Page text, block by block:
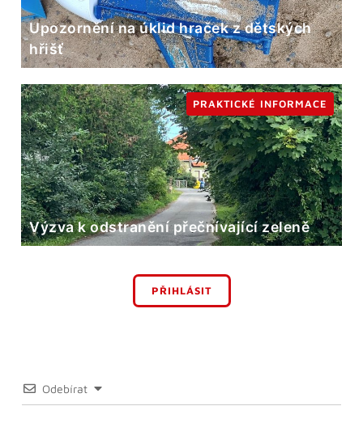
Upozornění na úklid hraček z dětských
hřišť
Výzva k odstranění přečnívající zeleně
PRAKTICKÉ INFORMACE
PŘIHLÁSIT
Odebírat